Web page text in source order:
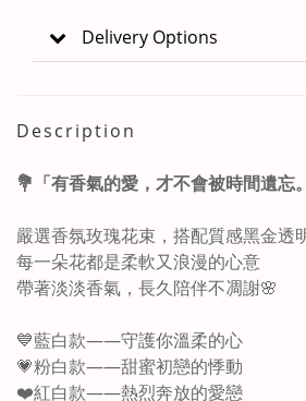
Delivery Options
Description
💐「有香氣的愛，才不會被時間遺忘
嚴選香氛玫瑰花束，搭配質感黑金透
每一朵花都是柔軟又浪漫的心意
帶著淡淡香氣，長久陪伴不凋謝🌸
💙藍白款——守護你溫柔的心
💗粉白款——甜蜜初戀的悸動
❤️紅白款——熱烈奔放的愛戀